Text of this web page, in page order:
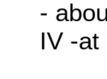
-
IV -at